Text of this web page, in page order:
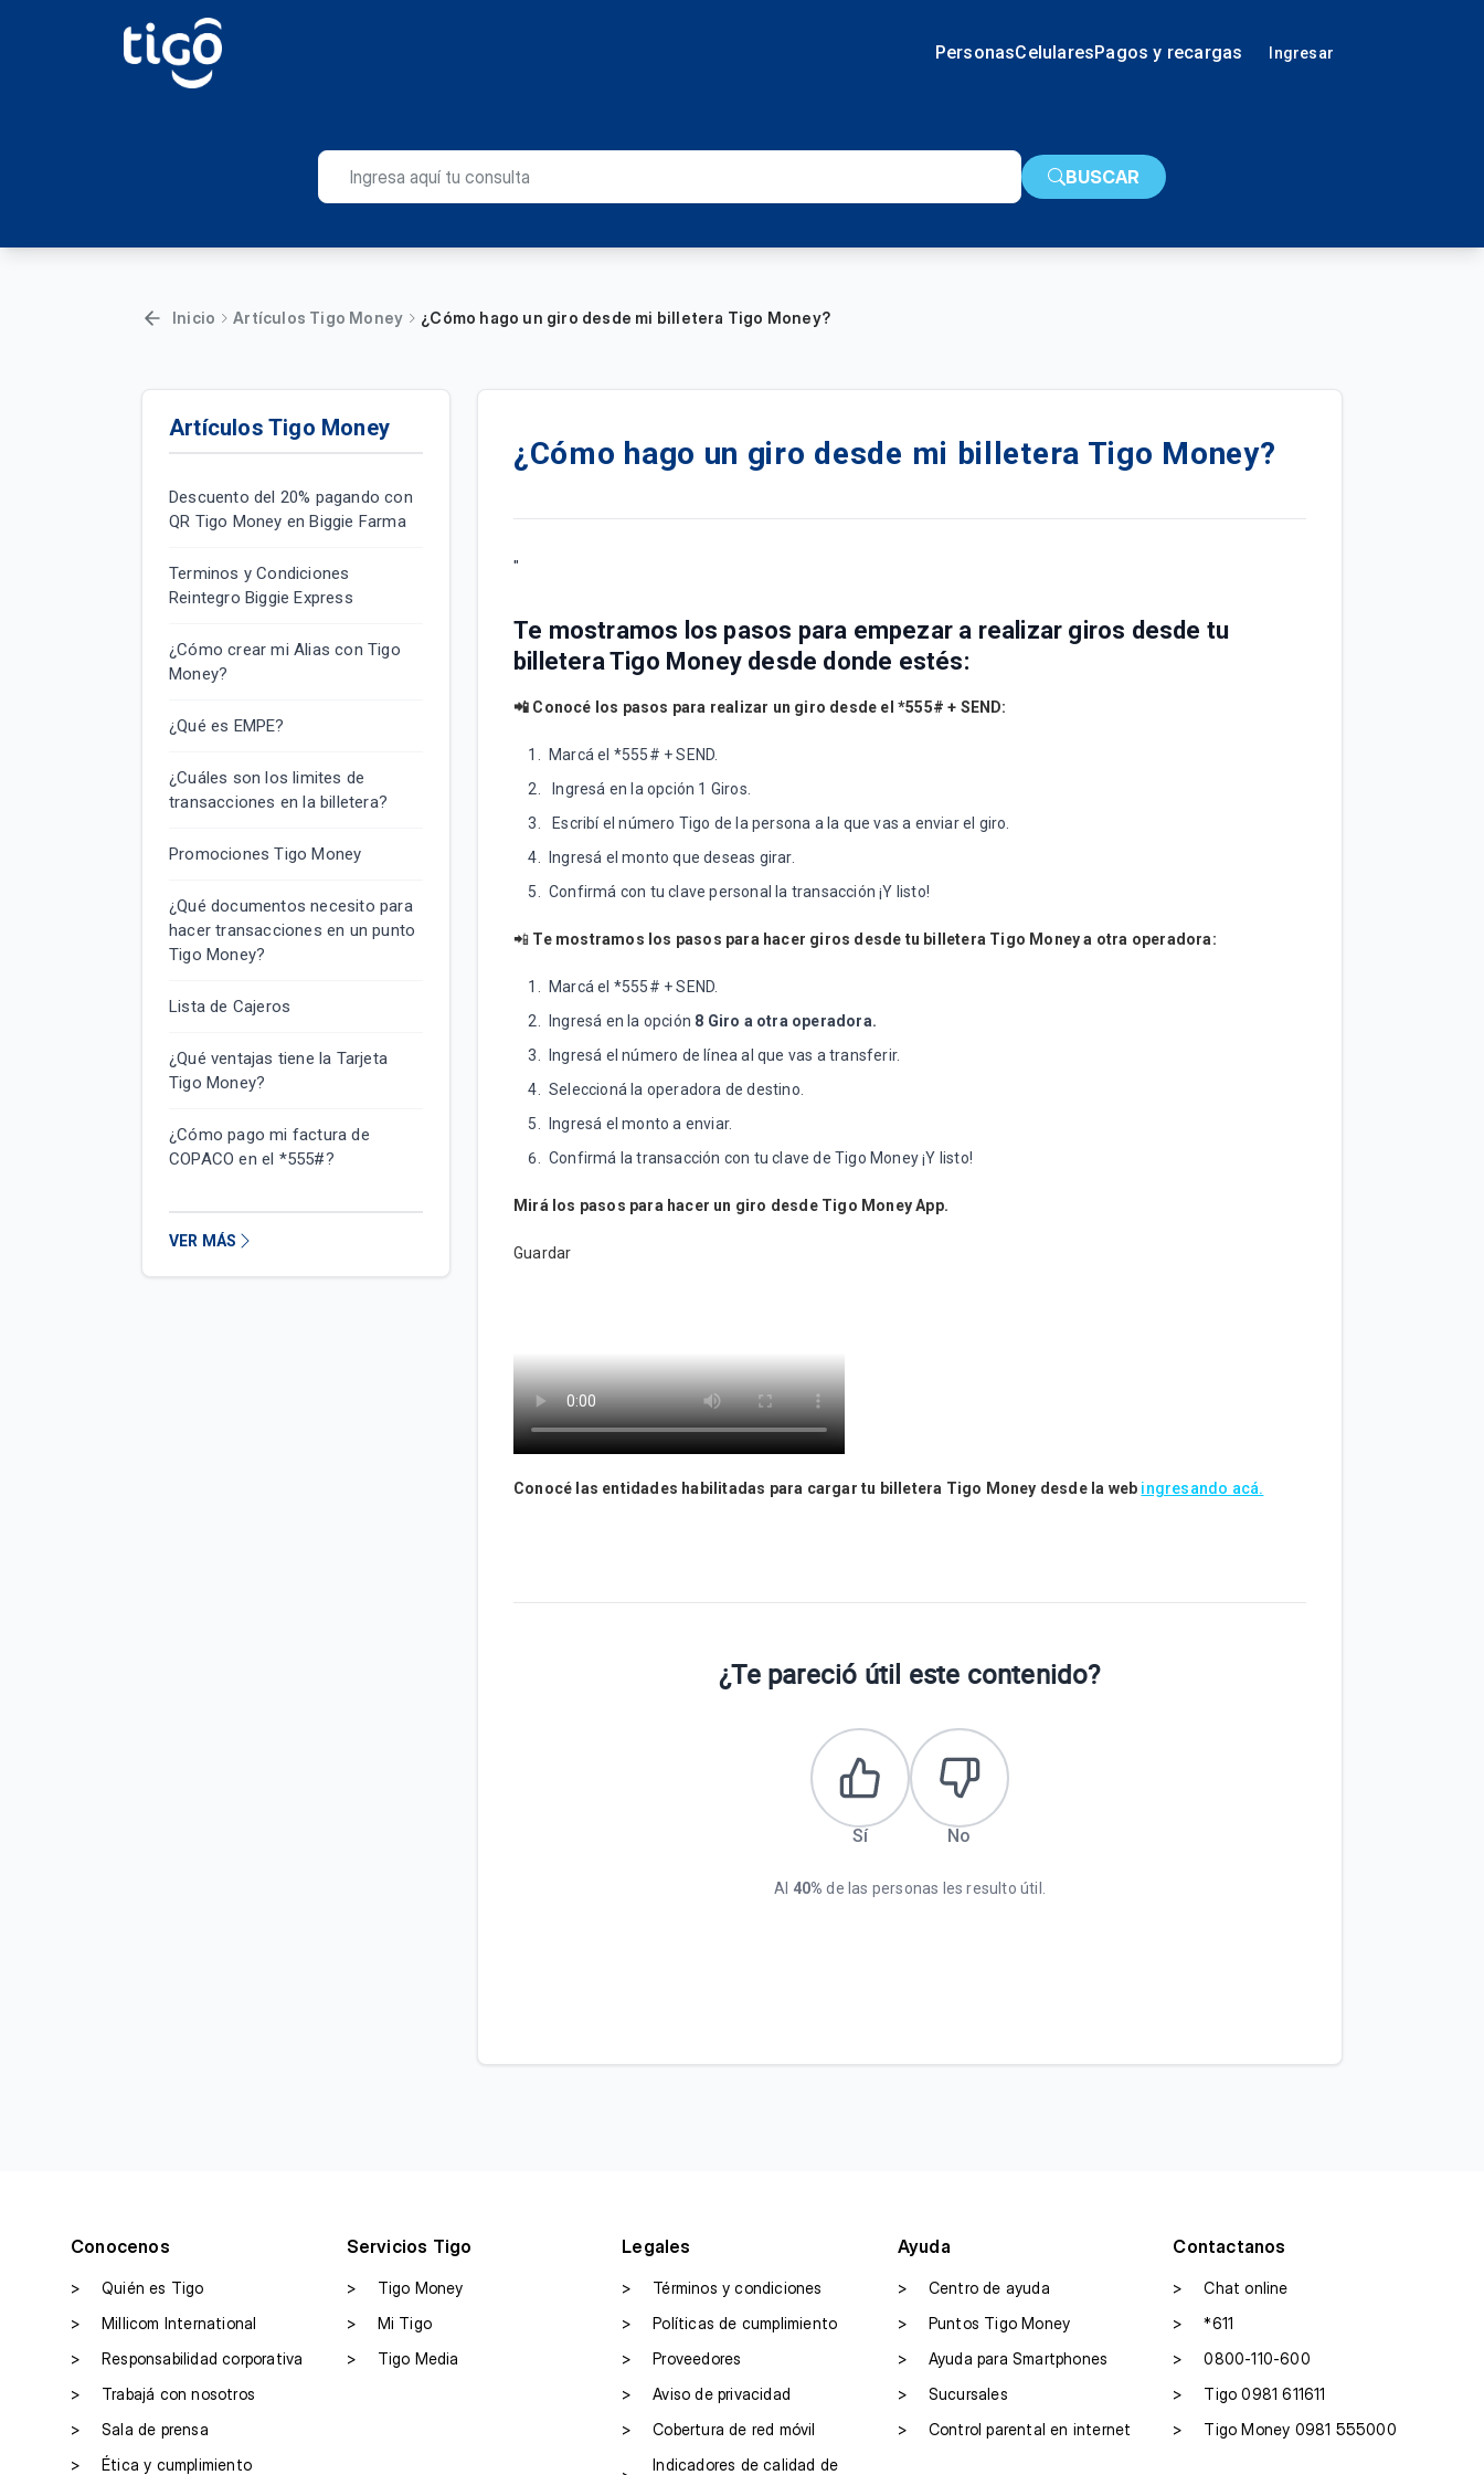
PersonasCelularesPagos y recargas Ingresar
BUSCAR
Inicio Artículos Tigo Money ¿Cómo hago un giro desde mi billetera Tigo Money?
Artículos Tigo Money
Descuento del 20% pagando con
QR Tigo Money en Biggie Farma
Terminos y Condiciones
Reintegro Biggie Express
¿Cómo crear mi Alias con Tigo
Money?
¿Qué es EMPE?
¿Cuáles son los limites de
transacciones en la billetera?
Promociones Tigo Money
¿Qué documentos necesito para
hacer transacciones en un punto
Tigo Money?
Lista de Cajeros
¿Qué ventajas tiene la Tarjeta
Tigo Money?
¿Cómo pago mi factura de
COPACO en el *555#?
VER MÁS
¿Cómo hago un giro desde mi billetera Tigo Money?
"
Te mostramos los pasos para empezar a realizar giros desde tu
billetera Tigo Money desde donde estés:
📲 Conocé los pasos para realizar un giro desde el *555# + SEND:
Marcá el *555# + SEND.
Ingresá en la opción 1 Giros.
Escribí el número Tigo de la persona a la que vas a enviar el giro.
Ingresá el monto que deseas girar.
Confirmá con tu clave personal la transacción ¡Y listo!
📲 Te mostramos los pasos para hacer giros desde tu billetera Tigo Money a otra operadora:
Marcá el *555# + SEND.
Ingresá en la opción 8 Giro a otra operadora.
Ingresá el número de línea al que vas a transferir.
Seleccioná la operadora de destino.
Ingresá el monto a enviar.
Confirmá la transacción con tu clave de Tigo Money ¡Y listo!
Mirá los pasos para hacer un giro desde Tigo Money App.
Guardar
Conocé las entidades habilitadas para cargar tu billetera Tigo Money desde la web ingresando acá.
¿Te pareció útil este contenido?
Sí No
Al 40% de las personas les resulto útil.
Conocenos
>
Quién es Tigo
>
Millicom International
>
Responsabilidad corporativa
>
Trabajá con nosotros
>
Sala de prensa
>
Ética y cumplimiento
Servicios Tigo
>
Tigo Money
>
Mi Tigo
>
Tigo Media
Legales
>
Términos y condiciones
>
Políticas de cumplimiento
>
Proveedores
>
Aviso de privacidad
>
Cobertura de red móvil
Indicadores de calidad de
Ayuda
>
Centro de ayuda
>
Puntos Tigo Money
>
Ayuda para Smartphones
>
Sucursales
>
Control parental en internet
Contactanos
>
Chat online
>
*611
>
0800-110-600
>
Tigo 0981 611611
>
Tigo Money 0981 555000